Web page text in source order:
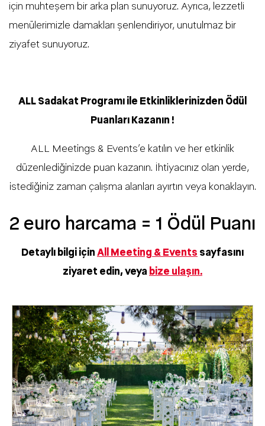
için muhteşem bir arka plan sunuyoruz. Ayrıca, lezzetli
menülerimizle damakları şenlendiriyor, unutulmaz bir
ziyafet sunuyoruz.
ALL Sadakat Programı ile Etkinliklerinizden Ödül
Puanları Kazanın !
ALL Meetings & Events’e katılın ve her etkinlik
düzenlediğinizde puan kazanın. İhtiyacınız olan yerde,
istediğiniz zaman çalışma alanları ayırtın veya konaklayın.
2 euro harcama = 1 Ödül Puanı
Detaylı bilgi için All Meeting & Events sayfasını
ziyaret edin, veya bize ulaşın.